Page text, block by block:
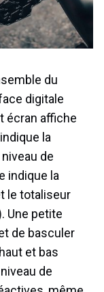
du
digitale
écran affiche
la
de
indique la
totaliseur
petite
de basculer
et bas
de
même